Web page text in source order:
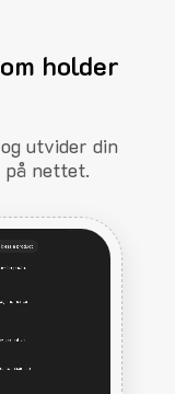
holder
utvider din
på nettet.